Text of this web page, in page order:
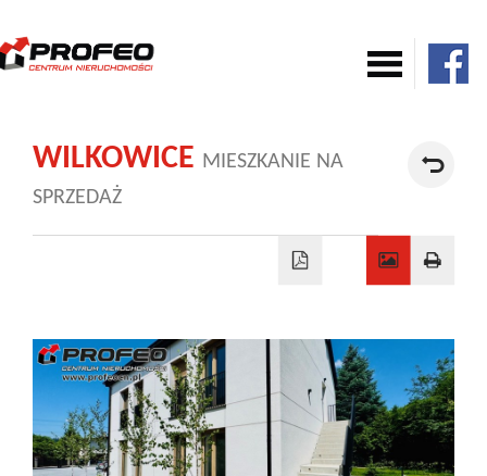
Komercja
Działki
Nowe
WILKOWICE MIESZKANIE NA
SPRZEDAŻ